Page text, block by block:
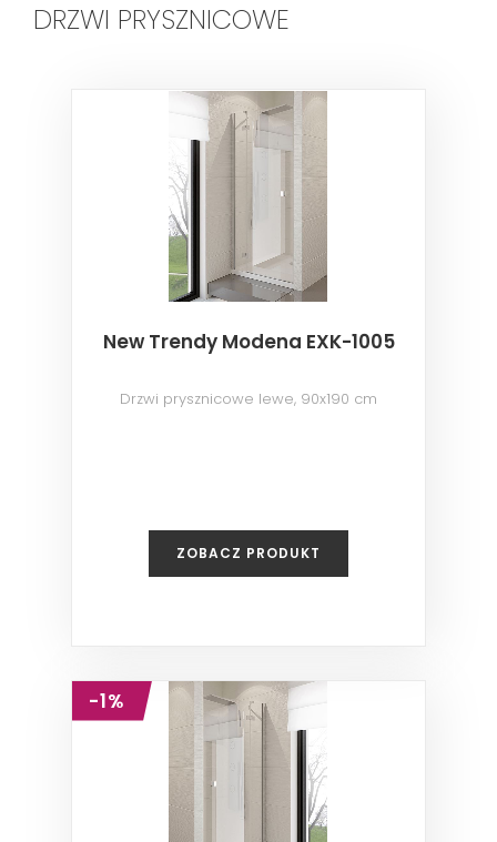
DRZWI PRYSZNICOWE
New Trendy Modena EXK-1005
Drzwi prysznicowe lewe, 90x190 cm
ZOBACZ PRODUKT
-1%